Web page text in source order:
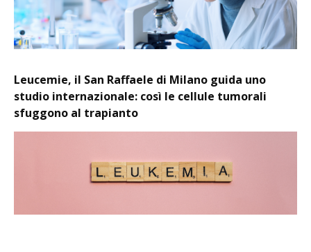
Leucemie, il San Raffaele di Milano guida uno
studio internazionale: così le cellule tumorali
sfuggono al trapianto